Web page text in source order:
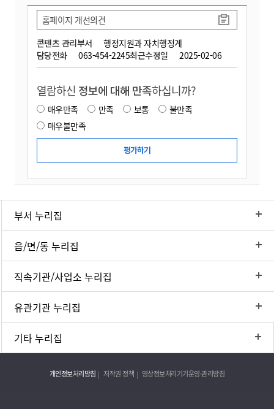
콘텐츠 관리부서
행정지원과 자치행정계
담당전화
063-454-2245최근수정일 2025-02-06
홈페이지 개선의견
열람하신 정보에 대해 만족하십니까?
매우만족 만족 보통
불만족
매우불만족
부서 누리집
읍/면/동 누리집
직속기관/사업소 누리집
유관기관 누리집
기타 누리집
개인정보처리방침 저작권 정책 영상정보처리기기운영·관리방침